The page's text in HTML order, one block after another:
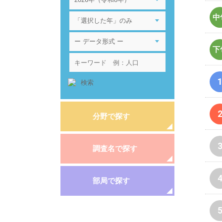
中
下
1
2
3
4
5
分野で探す
調査名で探す
部局で探す